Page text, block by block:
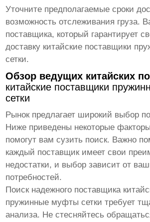
Уточните предполагаемые сроки
возможность отслеживания груза.
поставщика, который гарантирует
доставку китайские поставщики
сетки.
Обзор ведущих китайских
китайские поставщики
сетки
Рынок предлагает широкий выбор
Ниже приведены некоторые
помогут вам сузить поиск. Важно
каждый поставщик имеет свои
недостатки, и выбор зависит от
потребностей.
Поиск надежного поставщика
пружинные муфты сетки требует
анализа. Не стесняйтесь